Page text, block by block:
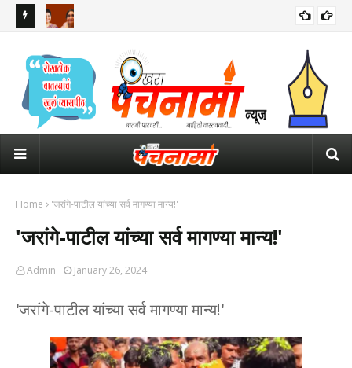
अध्यक्षपदासाठी आता 4 नावांची चर्चा
Home 'जरांगे-पाटील यांच्या सर्व मागण्या मान्य!'
'जरांगे-पाटील यांच्या सर्व मागण्या मान्य!'
Admin January 26, 2024
'जरांगे-पाटील यांच्या सर्व मागण्या मान्य!'